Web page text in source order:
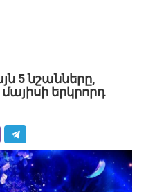
5 նշանները,
երկրորդ